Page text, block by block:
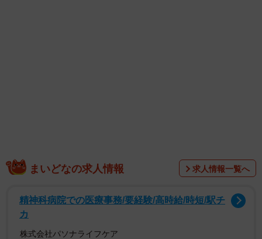
した。まいどなの求人情報 求人情報一覧へ
精神科病院での医療事務/要経験/高時給/時短/駅チ
カ
株式会社パソナライフケア